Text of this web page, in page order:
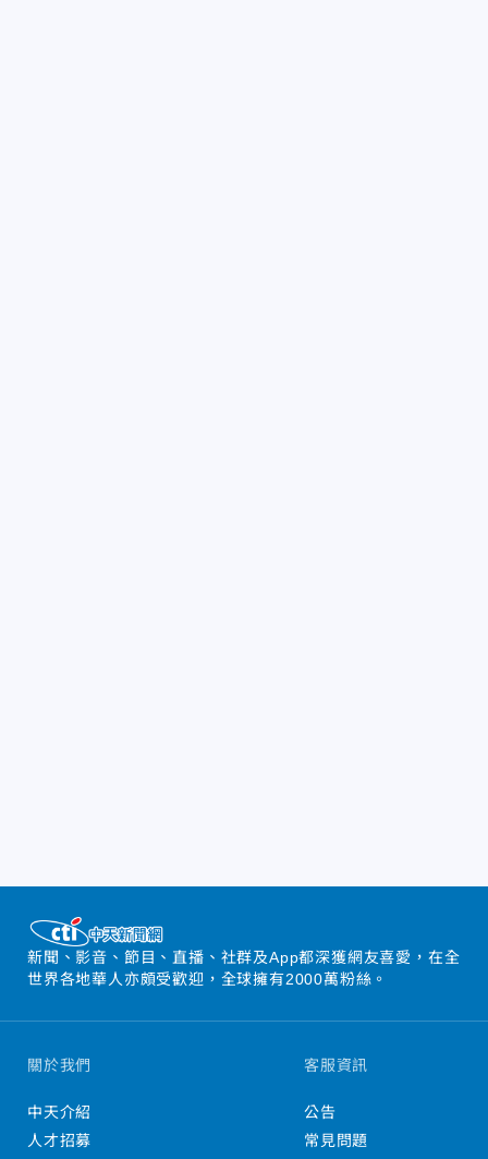
新聞、影音、節目、直播、社群及App都深獲網友喜愛，在全
世界各地華人亦頗受歡迎，全球擁有2000萬粉絲。
關於我們
中天介紹
人才招募
客服資訊
公告
常見問題